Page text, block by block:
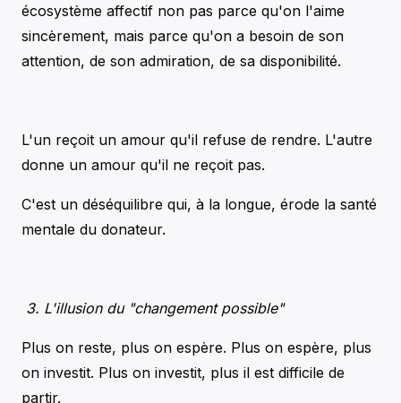
écosystème affectif non pas parce qu'on l'aime
sincèrement, mais parce qu'on a besoin de son
attention, de son admiration, de sa disponibilité.
L'un reçoit un amour qu'il refuse de rendre. L'autre
donne un amour qu'il ne reçoit pas.
C'est un déséquilibre qui, à la longue, érode la santé
mentale du donateur.
3. L'illusion du "changement possible"
Plus on reste, plus on espère. Plus on espère, plus
on investit. Plus on investit, plus il est difficile de
partir.